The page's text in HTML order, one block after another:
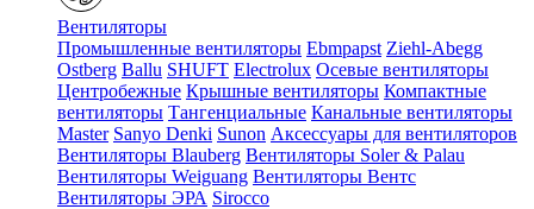
Вентиляторы
Промышленные вентиляторы Ebmpapst Ziehl-Abegg
Ostberg Ballu SHUFT Electrolux Осевые вентиляторы
Центробежные Крышные вентиляторы Компактные
вентиляторы Тангенциальные Канальные вентиляторы
Master Sanyo Denki Sunon Аксессуары для вентиляторов
Вентиляторы Blauberg Вентиляторы Soler & Palau
Вентиляторы Weiguang Вентиляторы Вентс
Вентиляторы ЭРА Sirocco